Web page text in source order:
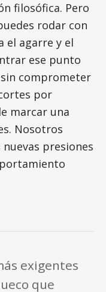
filosófica. Pero
rodar con
el agarre y el
ese punto
comprometer
por
marcar una
Nosotros
presiones
exigentes
que